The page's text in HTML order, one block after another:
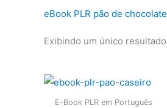
eBook PLR pão de chocolate
Exibindo um único resultado
E-Book PLR em Português